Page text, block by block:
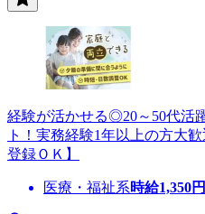
経験が活かせる◎20～50代活
ト！実務経験1年以上の方大
登録ＯＫ】
医療・福祉系時給1,350